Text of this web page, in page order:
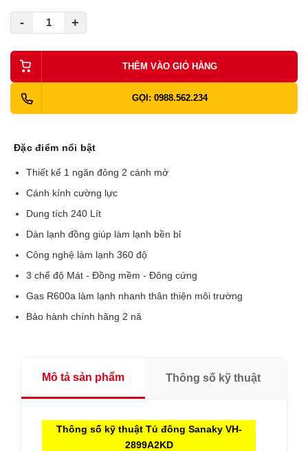
- +
THÊM VÀO GIỎ HÀNG
GỌI: 0988.562.234
Đặc điểm nổi bật
Thiết kế 1 ngăn đông 2 cánh mở
Cánh kính cường lực
Dung tích 240 Lít
Dàn lạnh đồng giúp làm lạnh bền bỉ
Công nghệ làm lạnh 360 độ
3 chế độ Mát - Đồng mềm - Đông cứng
Gas R600a làm lạnh nhanh thân thiện môi trường
Bảo hành chính hãng 2 nă
Mô tả sản phẩm Thông số kỹ thuật
Thông số kỹ thuật Tủ đông Sanaky VH-
2899A2KD